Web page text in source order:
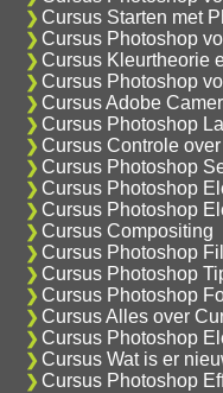
Cursus Starten met
Cursus Photoshop
Cursus Kleurtheorie
Cursus Photoshop
Cursus Adobe
Cursus Photoshop
Cursus Controle
Cursus Photoshop
Cursus Photoshop
Cursus Photoshop
Cursus Compositing
Cursus Photoshop
Cursus Photoshop
Cursus Photoshop
Cursus Alles over
Cursus Photoshop
Cursus Wat is er
Cursus Photoshop